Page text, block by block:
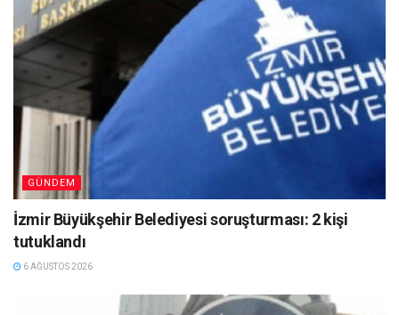
GÜNDEM
İzmir Büyükşehir Belediyesi soruşturması: 2 kişi
tutuklandı
6 AĞUSTOS 2026